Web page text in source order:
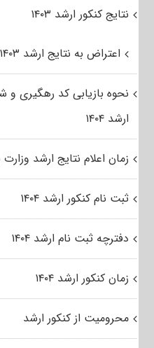
نتایج کنکور ارشد ۱۴۰۳
اعتراض به نتایج ارشد ۱۴۰۳
نحوه بازیابی کد رهگیری و
ارشد ۱۴۰۴
زمان اعلام نتایج ارشد وزارت
ثبت نام کنکور ارشد ۱۴۰۴
دفترچه ثبت نام ارشد ۱۴۰۴
زمان کنکور ارشد ۱۴۰۴
محرومیت از کنکور ارشد